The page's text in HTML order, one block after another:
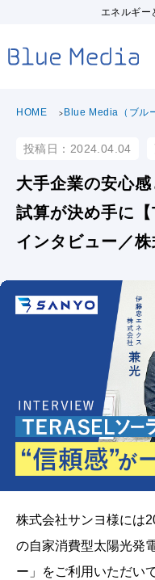
エネルギー
HOME Blue Media（ブル
投稿日：2024.04.04
大手企業の安心
試算が決め手に
インタビュー／株
株式会社サンヨ様には
の自家消費型太陽光発
ー」をご利用いただい